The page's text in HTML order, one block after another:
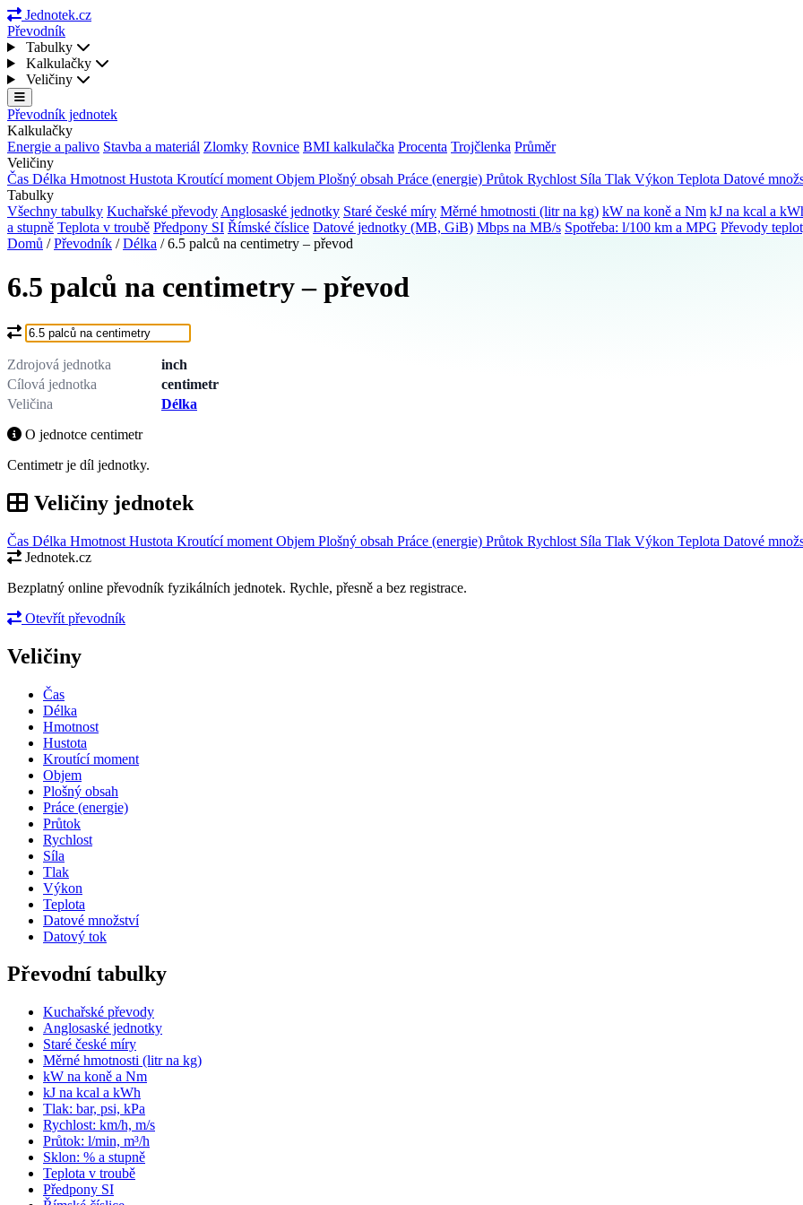
Jednotek.cz
Převodník
Tabulky
Kalkulačky
Veličiny
Převodník jednotek
Kalkulačky
Energie a palivo Stavba a materiál Zlomky Rovnice BMI kalkulačka Procenta Trojčlenka Průměr
Veličiny
Čas Délka Hmotnost Hustota Kroutící moment Objem Plošný obsah Práce (energie) Průtok Rychlost Síla Tlak Výkon Teplota Datové
Tabulky
Všechny tabulky Kuchařské převody Anglosaské jednotky Staré české míry Měrné hmotnosti (litr na kg) kW na koně a Nm kJ na kcal a
a stupně Teplota v troubě Předpony SI Římské číslice Datové jednotky (MB, GiB) Mbps na MB/s Spotřeba: l/100 km a MPG Převody
Domů / Převodník / Délka / 6.5 palců na centimetry – převod
6.5 palců na centimetry – převod
Co chcete převést?
Zdrojová jednotka
inch
Cílová jednotka
centimetr
Veličina
Délka
O jednotce centimetr
Centimetr je díl jednotky.
Veličiny jednotek
Čas Délka Hmotnost Hustota Kroutící moment Objem Plošný obsah Práce (energie) Průtok Rychlost Síla Tlak Výkon Teplota Datové
Jednotek.cz
Bezplatný online převodník fyzikálních jednotek. Rychle, přesně a bez registrace.
Otevřít převodník
Veličiny
Čas
Délka
Hmotnost
Hustota
Kroutící moment
Objem
Plošný obsah
Práce (energie)
Průtok
Rychlost
Síla
Tlak
Výkon
Teplota
Datové množství
Datový tok
Převodní tabulky
Kuchařské převody
Anglosaské jednotky
Staré české míry
Měrné hmotnosti (litr na kg)
kW na koně a Nm
kJ na kcal a kWh
Tlak: bar, psi, kPa
Rychlost: km/h, m/s
Průtok: l/min, m³/h
Sklon: % a stupně
Teplota v troubě
Předpony SI